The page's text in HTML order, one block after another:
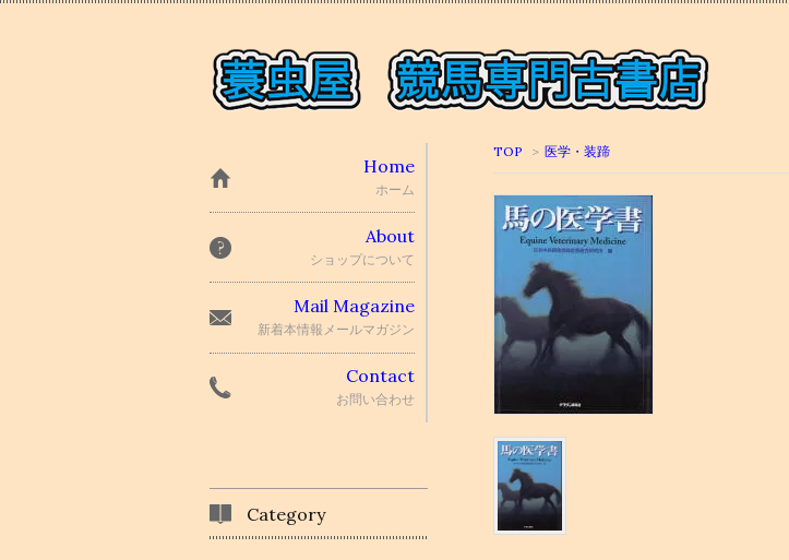
TOP > 医学・装蹄
Home
ホーム
About
ショップについて
Mail Magazine
新着本情報メールマガジン
Contact
お問い合わせ
Category